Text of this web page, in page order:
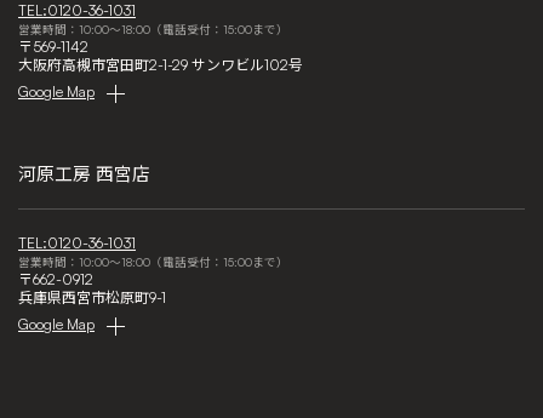
TEL:0120-36-1031
営業時間：10:00～18:00（電話受付：15:00まで）
〒569-1142
大阪府高槻市宮田町2-1-29 サンワビル102号
Google Map
河原工房 西宮店
TEL:0120-36-1031
営業時間：10:00～18:00（電話受付：15:00まで）
〒662-0912
兵庫県西宮市松原町9-1
Google Map